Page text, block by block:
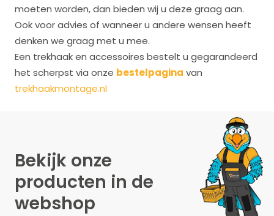
moeten worden, dan bieden wij u deze graag aan.
Ook voor advies of wanneer u andere wensen heeft
denken we graag met u mee.
Een trekhaak en accessoires bestelt u gegarandeerd
het scherpst via onze bestelpagina van
trekhaakmontage.nl
Bekijk onze
producten in de
webshop